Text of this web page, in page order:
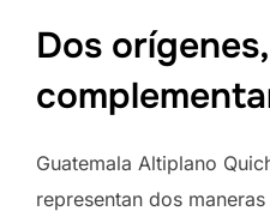
Dos
Guatemala Altiplano
representan dos